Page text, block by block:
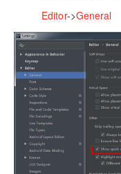
Editor->General